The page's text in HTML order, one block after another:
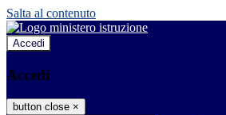
Salta al contenuto
Accedi
Accedi
button close ×